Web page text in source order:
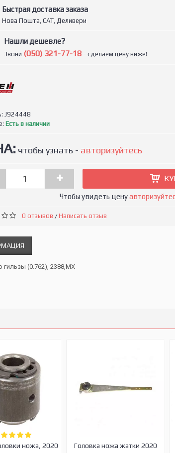
Быстрая доставка заказа
Нова Пошта, САТ, Деливери
Нашли дешевле?
Звони (050) 321-77-18- сделаем цену ниже!
J924448
Есть в наличии
чтобы узнать - авторизуйтесь
+
Чтобы увидеть цену
0 отзывов /Написать отзыв
(0.762), 2388,MX
ножа, 2020 Головка ножа жатки 2020